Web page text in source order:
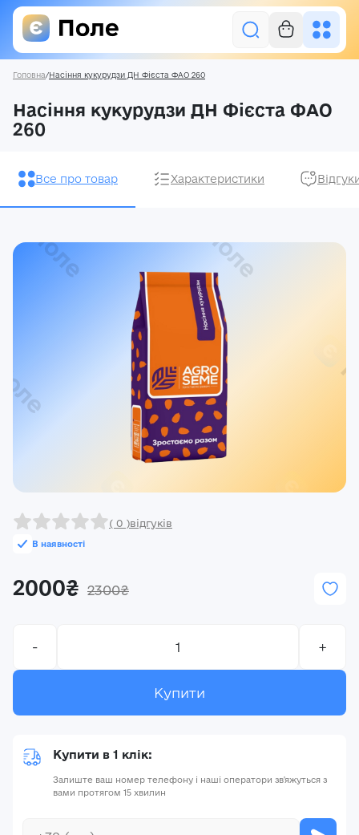
Засоби захисту рослин
Насіння
Реєстрація
Ми на зв’язку
(096) 556 55 56
Головна/Насіння кукурудзи ДН Фієста ФАО 260
Насіння кукурудзи ДН Фієста ФАО
260
Все про товар Характеристики
В наявності
( 0 )відгуків
2000₴ 2300₴
- +
Купити
Купити в 1 клік:
Залиште ваш номер телефону і наші оператори зв'яжуться з
вами протягом 15 хвилин